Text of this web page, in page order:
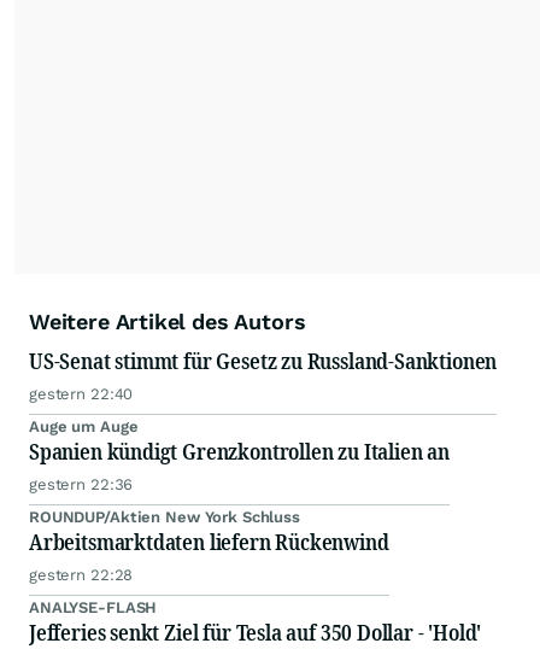
Weitere Artikel des Autors
US-Senat stimmt für Gesetz zu Russland-Sanktionen
gestern 22:40
Auge um Auge
Spanien kündigt Grenzkontrollen zu Italien an
gestern 22:36
ROUNDUP/Aktien New York Schluss
Arbeitsmarktdaten liefern Rückenwind
gestern 22:28
ANALYSE-FLASH
Jefferies senkt Ziel für Tesla auf 350 Dollar - 'Hold'